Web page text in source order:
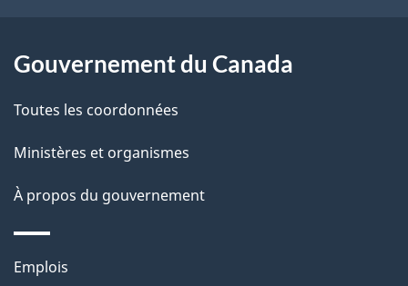
l
a
g
e
Gouvernement du Canada
Toutes les coordonnées
Ministères et organismes
À propos du gouvernement
Thèmes
Emplois